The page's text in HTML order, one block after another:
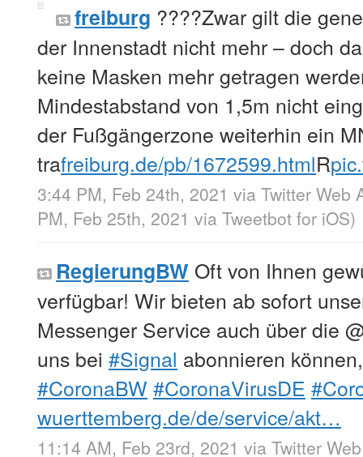
freiburg ????Zwar gilt die
der Innenstadt nicht mehr – doch
keine Masken mehr getragen
Mindestabstand von 1,5m nicht
der Fußgängerzone weiterhin ein
trafreiburg.de/pb/1672599.htmlR
3:44 PM, Feb 24th, 2021 via Twitter Web
PM, Feb 25th, 2021 via Tweetbot for iΟS)
RegierungBW Oft von Ihnen
verfügbar! Wir bieten ab sofort
Messenger Service auch über die
uns bei #Signal abonnieren
#CoronaBW #CoronaVirusDE
wuerttemberg.de/de/service/akt…
11:14 AM, Feb 23rd, 2021 via Twitter